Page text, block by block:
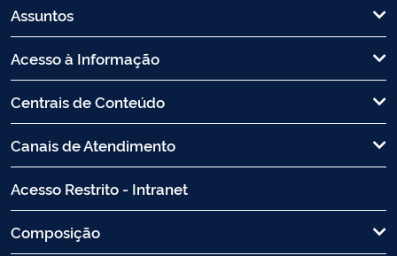
Assuntos
Acesso à Informação
Centrais de Conteúdo
Canais de Atendimento
Acesso Restrito - Intranet
Composição